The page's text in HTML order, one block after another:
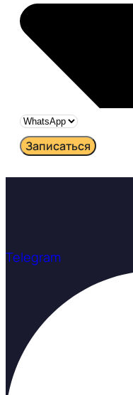
Записаться
Telegram